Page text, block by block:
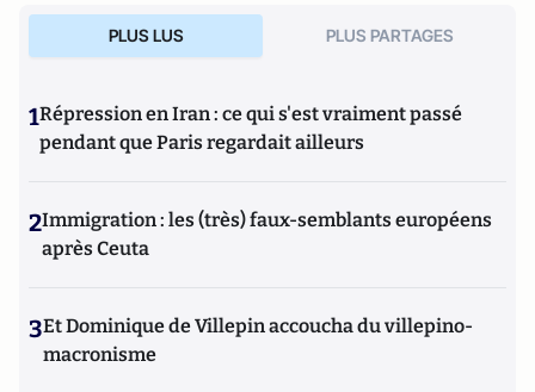
PLUS LUS PLUS PARTAGES
1Répression en Iran : ce qui s'est vraiment passé
pendant que Paris regardait ailleurs
2Immigration : les (très) faux-semblants européens
après Ceuta
3Et Dominique de Villepin accoucha du villepino-
macronisme